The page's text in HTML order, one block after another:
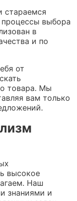
стараемся
выбора
в
и по
от
товара. Мы
вам только
высокое
Наш
знаниями и